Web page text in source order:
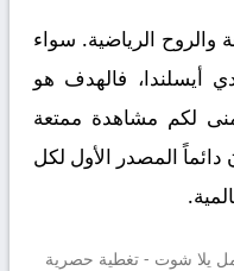
والروح الرياضية. سواء
أيسلندا، فالهدف هو
لكم مشاهدة ممتعة
المصدر الأول لكل
يلا شوت - تغطية حصرية